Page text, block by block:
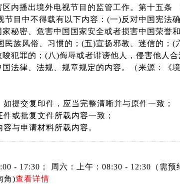
内播出境外电视节目的监管工作。第十五
节目中不得载有以下内容：(一)反对中国宪法
秘密、危害中国国家安全或者损害中国荣誉
族风俗、习惯的；(五)宣扬邪教、迷信的；(
犯罪的；(八)侮辱或者诽谤他人，侵害他人
法律、法规、规章规定的内容。（来源：《
提交复印件，应当完整清晰并与原件一致；
或批复文件所载内容一致；
与申请材料所载内容。
- 17:30； 周六：上午：08:30 - 12:30（需预
角)查看详情